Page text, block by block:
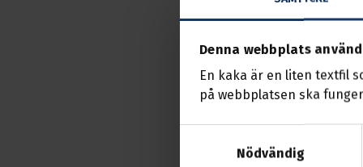
Denna webbplats
En kaka är en liten textfil
på webbplatsen ska
Nödvändig
På programmet står